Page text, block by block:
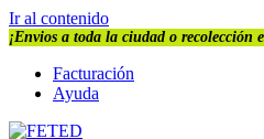
Ir al contenido
¡Envios a toda la ciudad o recolección
Facturación
Ayuda